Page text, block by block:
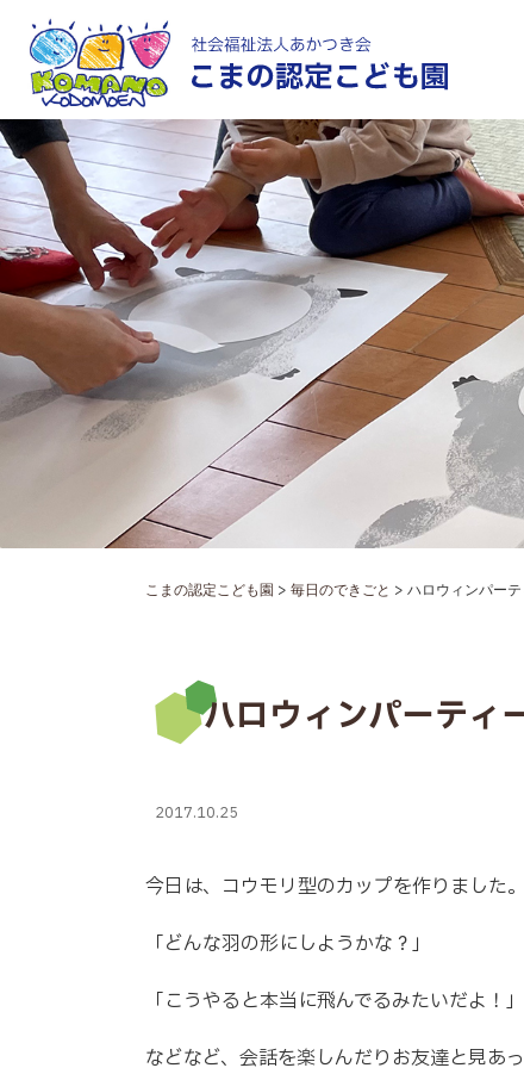
こまの認定こども園 > 毎日のできごと > ハロウィンパー
ハロウィンパーテ
2017.10.25
今日は、コウモリ型のカップを作りました。
「どんな羽の形にしようかな？」
「こうやると本当に飛んでるみたいだよ！」
などなど、会話を楽しんだりお友達と見あ